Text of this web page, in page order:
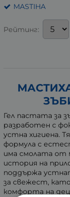
MASTIHA
Рейтинг:
Гел пастата за
разработен с
устна хигиена.
формула с
има смолата от
история на
поддържа
за свежест,
комфорта на